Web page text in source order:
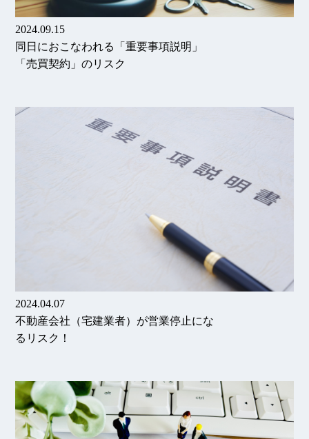
2024.09.15
同日におこなわれる「重要事項説明」
「売買契約」のリスク
2024.04.07
不動産会社（宅建業者）が営業停止にな
るリスク！